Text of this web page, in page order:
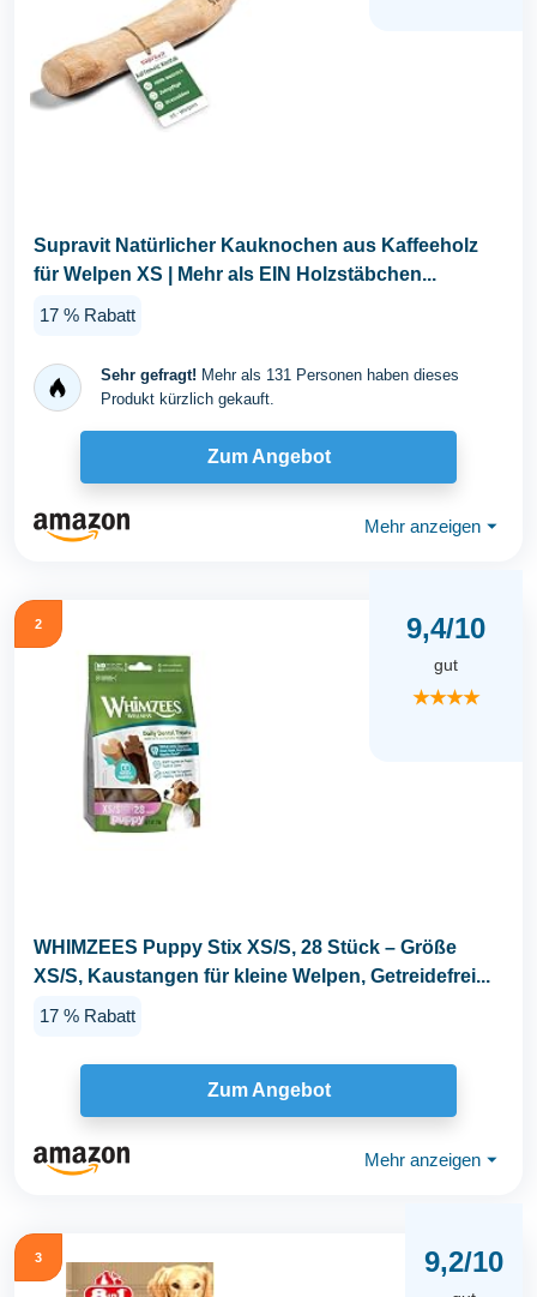
Supravit Natürlicher Kauknochen aus Kaffeeholz
für Welpen XS | Mehr als EIN Holzstäbchen...
17 % Rabatt
Sehr gefragt! Mehr als 131 Personen haben dieses
Produkt kürzlich gekauft.
Zum Angebot
Mehr anzeigen ⏷
2 9,4/10
gut
★★★★
WHIMZEES Puppy Stix XS/S, 28 Stück – Größe
XS/S, Kaustangen für kleine Welpen, Getreidefrei...
17 % Rabatt
Zum Angebot
Mehr anzeigen ⏷
3 9,2/10